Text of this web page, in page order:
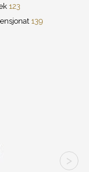
123
139